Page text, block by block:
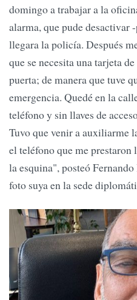
domingo a trabajar a la
alarma, que pude desactivar
llegara la policía. Después
que se necesita una tarjeta
puerta; de manera que tuve
emergencia. Quedé en la
teléfono y sin llaves de
Tuvo que venir a auxiliarme
el teléfono que me prestaron
la esquina", posteó
foto suya en la sede